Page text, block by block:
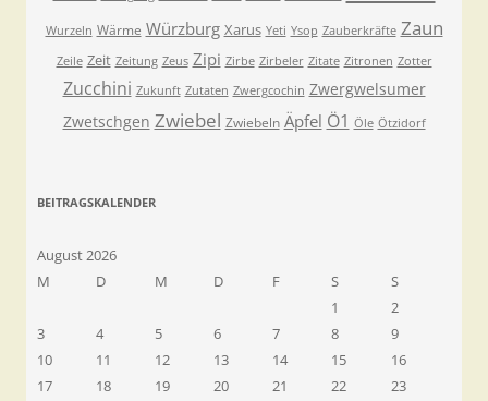
Wurzeln Wärme Würzburg Xarus Yeti Ysop Zauberkräfte Zaun
Zeile Zeit Zeitung Zeus Zipi Zirbe Zirbeler Zitate Zitronen Zotter
Zucchini Zukunft Zutaten Zwergcochin Zwergwelsumer
Zwetschgen Zwiebel Zwiebeln Äpfel Ö1 Öle Ötzidorf
BEITRAGSKALENDER
August 2026
M
D M D F S
S
1
2
3
4 5 6 7 8
9
10
11 12 13 14 15
16
17
18 19 20 21 22
23